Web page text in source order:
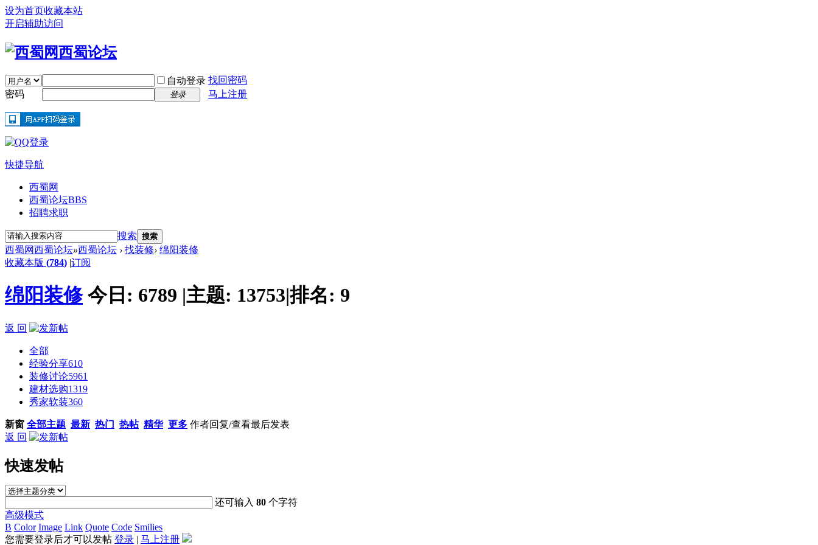
设为首页收藏本站
开启辅助访问
自动登录 找回密码
密码
登录 马上注册
快捷导航
西蜀网
西蜀论坛BBS
招聘求职
搜索 搜索
西蜀网西蜀论坛»西蜀论坛 › 找装修› 绵阳装修
收藏本版 (784) |订阅
绵阳装修 今日: 6789 |主题: 13753|排名: 9
返 回
全部
经验分享610
装修讨论5961
建材选购1319
秀家软装360
新窗 全部主题 最新 热门 热帖 精华 更多 作者回复/查看最后发表
返 回
快速发帖
还可输入80 个字符
高级模式
B Color Image Link Quote Code Smilies
您需要登录后才可以发帖 登录 | 马上注册